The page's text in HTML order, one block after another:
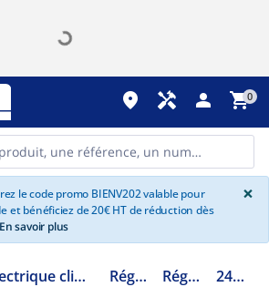
place handyman person shopping_cart0
le code promo BIENV202 valable pour
et bénéficiez de 20€ HT de réduction dès
En savoir plus
×
Chauffage électrique climatisation ventilation Régulation Régulation 24284.37